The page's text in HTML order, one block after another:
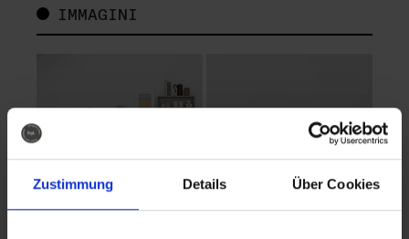
Zustimmung Details Über Cookies
IMMAGINI